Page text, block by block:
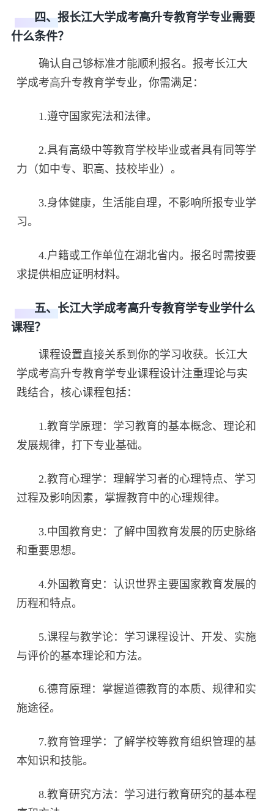
四、报长江大学成考高升专教育学专业需要
什么条件？
确认自己够标准才能顺利报名。报考长江大
学成考高升专教育学专业，你需满足：
1.遵守国家宪法和法律。
2.具有高级中等教育学校毕业或者具有同等学
力（如中专、职高、技校毕业）。
3.身体健康，生活能自理，不影响所报专业学
习。
4.户籍或工作单位在湖北省内。报名时需按要
求提供相应证明材料。
五、长江大学成考高升专教育学专业学什么
课程？
课程设置直接关系到你的学习收获。长江大
学成考高升专教育学专业课程设计注重理论与实
践结合，核心课程包括：
1.教育学原理：学习教育的基本概念、理论和
发展规律，打下专业基础。
2.教育心理学：理解学习者的心理特点、学习
过程及影响因素，掌握教育中的心理规律。
3.中国教育史：了解中国教育发展的历史脉络
和重要思想。
4.外国教育史：认识世界主要国家教育发展的
历程和特点。
5.课程与教学论：学习课程设计、开发、实施
与评价的基本理论和方法。
6.德育原理：掌握道德教育的本质、规律和实
施途径。
7.教育管理学：了解学校等教育组织管理的基
本知识和技能。
8.教育研究方法：学习进行教育研究的基本程